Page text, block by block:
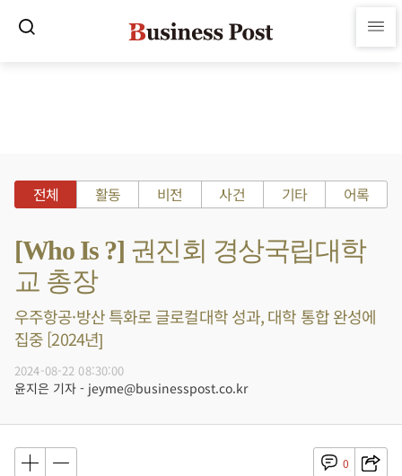
전체 활동 비전 사건 기타 어록
[Who Is ?] 권진회 경상국립대학
교 총장
우주항공·방산 특화로 글로컬대학 성과, 대학 통합 완성에
집중 [2024년]
2024-08-22 08:30:00
윤지은 기자 - jeyme@businesspost.co.kr
0